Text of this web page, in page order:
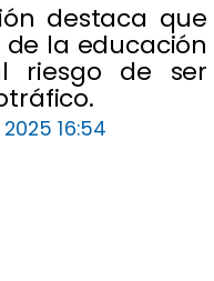
destaca que
la educación
riesgo de ser
16:54